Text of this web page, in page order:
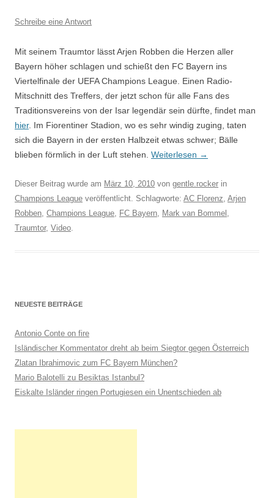
Schreibe eine Antwort
Mit seinem Traumtor lässt Arjen Robben die Herzen aller
Bayern höher schlagen und schießt den FC Bayern ins
Viertelfinale der UEFA Champions League. Einen Radio-
Mitschnitt des Treffers, der jetzt schon für alle Fans des
Traditionsvereins von der Isar legendär sein dürfte, findet man
hier. Im Fiorentiner Stadion, wo es sehr windig zuging, taten
sich die Bayern in der ersten Halbzeit etwas schwer; Bälle
blieben förmlich in der Luft stehen. Weiterlesen →
Dieser Beitrag wurde am März 10, 2010 von gentle.rocker in
Champions League veröffentlicht. Schlagworte: AC Florenz, Arjen
Robben, Champions League, FC Bayern, Mark van Bommel ,
Traumtor, Video.
NEUESTE BEITRÄGE
Antonio Conte on fire
Isländischer Kommentator dreht ab beim Siegtor gegen Österreich
Zlatan Ibrahimovic zum FC Bayern München?
Mario Balotelli zu Besiktas Istanbul?
Eiskalte Isländer ringen Portugiesen ein Unentschieden ab